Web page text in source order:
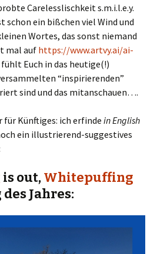
Carelesslischkeit s.m.i.l.e.y.
schon ein bißchen viel Wind und
Wortes, das sonst niemand
mal auf https://www.artvy.ai/ai-
Euch in das heutige(!)
“inspirierenden”
sind und das mitanschauen….
für Künftiges: ich erfinde in English
ein illustrierend-suggestives
is out,Whitepuffing
des Jahres: